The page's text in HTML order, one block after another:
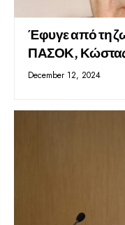
Έφυγε από τη
ΠΑΣΟΚ,
December 12, 2024